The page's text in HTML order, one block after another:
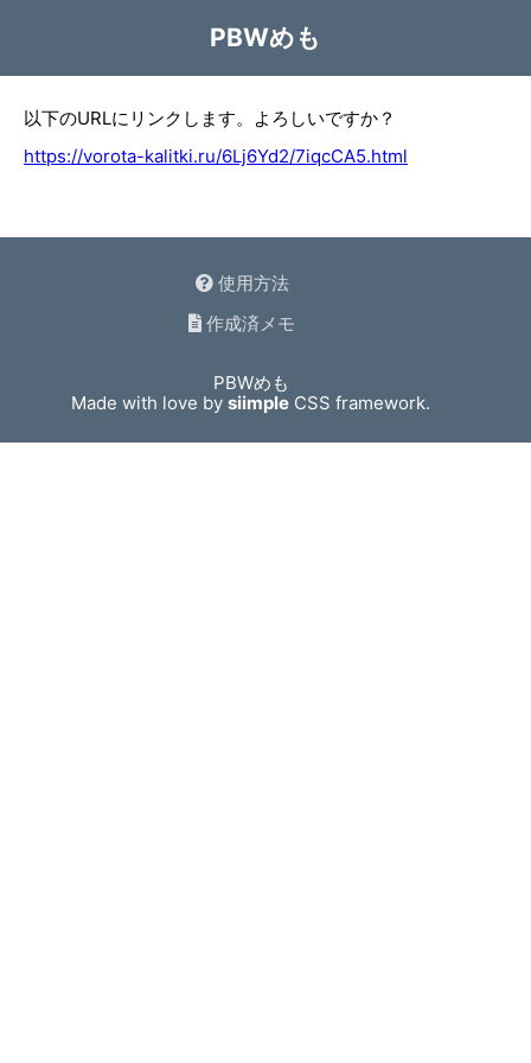
PBWめも
以下のURLにリンクします。よろしいですか？
https://vorota-kalitki.ru/6Lj6Yd2/7iqcCA5.html
使用方法
作成済メモ
PBWめも
Made with love bysiimple CSS framework.